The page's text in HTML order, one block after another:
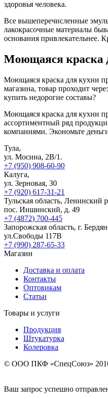
здоровья человека.
Все вышеперечисленные
лакокрасочные материалы
основания привлекательнее.
Моющаяся краска
Моющаяся краска для кухни
магазина, товар проходит
купить недорогие составы?
Моющаяся краска для кухни
ассортиментный ряд
компаниями. Экономьте
Тула,
ул. Мосина, 2В/1.
+7 (950) 908-60-90
Калуга,
ул. Зерновая, 30
+7 (920) 617-31-21
Тульская область, Ленинский
пос. Иншинский, д. 49
+7 (4872) 700-445
Запорожская область, г.
ул.Свободы 117В
+7 (990) 287-65-33
Магазин
Доставка и оплата
Контакты
Оптовикам
Статьи
Товары и услуги
Продукция
Штукатурка
Колеровка
© ООО ПКФ «СпецСоюз»
Ваш запрос успешно